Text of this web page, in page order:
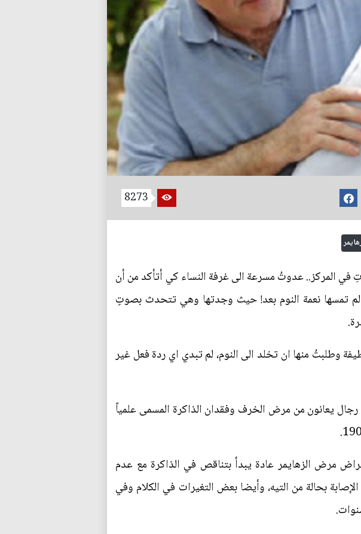
8273
في المركز.. عدوتُ مسرعة الى غرفة النساء كي أتأكد من أن
تمسها نعمة النوم بعد! حيث وجدتها وهي تتحدث بصوتٍ
وطلبتُ منها ان تخلد الى النوم، لم تبدي اي ردة فعل غير
يعانون من مرض الخرف وفقدان الذاكرة المسمى علمياً
مرض الزهايمر عادة يبدأ بتناقص في الذاكرة مع عدم
بحالة من التيه، وأيضا بعض التغيرات في الكلام وفي